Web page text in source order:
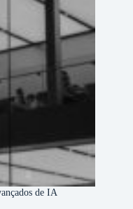
de IA